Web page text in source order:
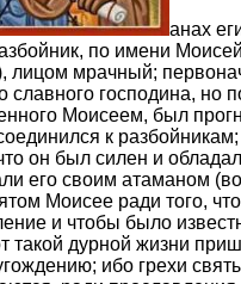
анах
по имени
лицом мрачный;
славного господина, но
Моисеем, был
к
он был силен и
его своим атаманом
Моисее ради того,
и чтобы было
такой дурной жизни
ибо грехи